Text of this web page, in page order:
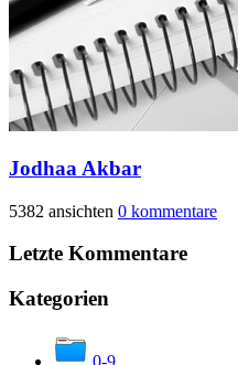
Jodhaa Akbar
5382 ansichten 0 kommentare
Letzte Kommentare
Kategorien
0-9